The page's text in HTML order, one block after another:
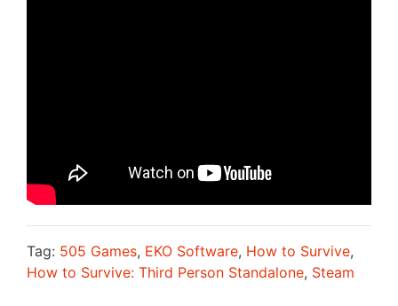
Tag: 505 Games, EKO Software, How to Survive,
How to Survive: Third Person Standalone, Steam